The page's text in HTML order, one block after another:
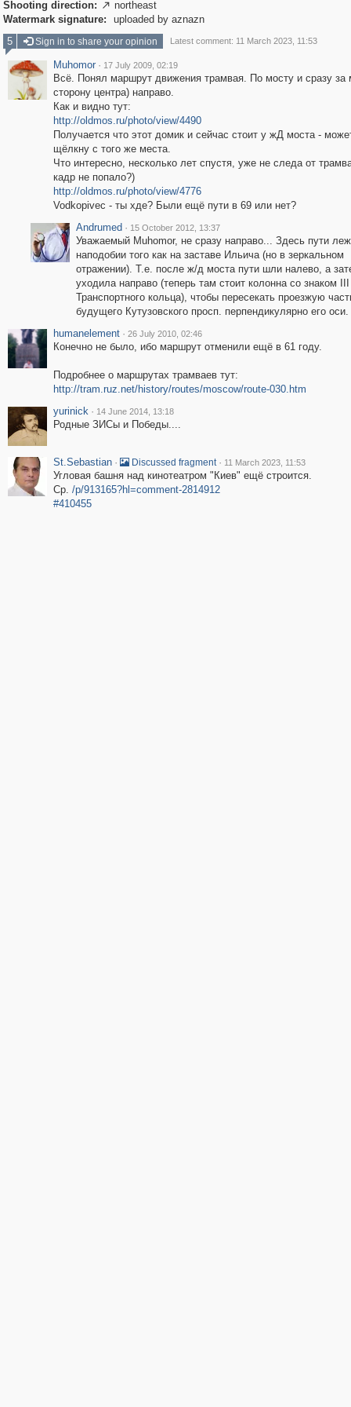
Shooting direction:  northeast
Watermark signature:
uploaded by aznazn
5
Sign in to share your opinion Latest comment: 11 March 2023, 11:53
Muhomor · 17 July 2009, 02:19
Всё. Понял маршрут движения трамвая. По мосту и сразу за
сторону центра) направо.
Как и видно тут:
http://oldmos.ru/photo/view/4490
Получается что этот домик и сейчас стоит у жД моста -
щёлкну с того же места.
Что интересно, несколько лет спустя, уже не следа от
кадр не попало?)
http://oldmos.ru/photo/view/4776
Vodkopivec - ты хде? Были ещё пути в 69 или нет?
Andrumed · 15 October 2012, 13:37
Уважаемый Muhomor, не сразу направо... Здесь пути
наподобии того как на заставе Ильича (но в зеркальном
отражении). Т.е. после ж/д моста пути шли налево, а
уходила направо (теперь там стоит колонна со знаком III
Транспортного кольца), чтобы пересекать проезжую
будущего Кутузовского просп. перпендикулярно его оси.
humanelement · 26 July 2010, 02:46
Конечно не было, ибо маршрут отменили ещё в 61 году.
Подробнее о маршрутах трамваев тут:
http://tram.ruz.net/history/routes/moscow/route-030.htm
yurinick · 14 June 2014, 13:18
Родные ЗИСы и Победы....
St.Sebastian · Discussed fragment · 11 March 2023, 11:53
Угловая башня над кинотеатром "Киев" ещё строится.
Ср. /p/913165?hl=comment-2814912
#410455